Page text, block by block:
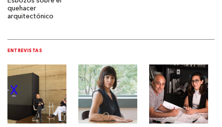
quehacer
arquitectónico
ENTREVISTAS